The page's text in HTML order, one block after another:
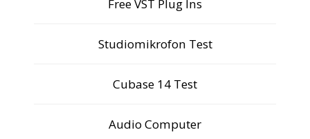
Free VST Plug Ins
Studiomikrofon Test
Cubase 14 Test
Audio Computer